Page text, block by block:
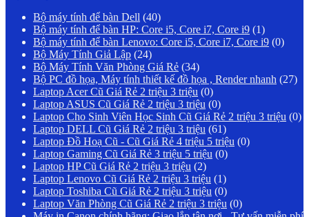
Bộ máy tính để bàn Dell (40)
Bộ máy tính để bàn HP: Core i5, Core i7, Core i9 (1)
Bộ máy tính để bàn Lenovo: Core i5, Core i7, Core i9 (0)
Bộ Máy Tính Giả Lập (24)
Bộ Máy Tính Văn Phòng Giá Rẻ (34)
Bộ PC đồ họa, Máy tính thiết kế đồ họa , Render nhanh (27)
Laptop Acer Cũ Giá Rẻ 2 triệu 3 triệu (0)
Laptop ASUS Cũ Giá Rẻ 2 triệu 3 triệu (0)
Laptop Cho Sinh Viên Học Sinh Cũ Giá Rẻ 2 triệu 3 triệu (0)
Laptop DELL Cũ Giá Rẻ 2 triệu 3 triệu (61)
Laptop Đồ Hoạ Cũ - Cũ Giá Rẻ 4 triệu 5 triệu (0)
Laptop Gaming Cũ Giá Rẻ 3 triệu 5 triệu (0)
Laptop HP Cũ Giá Rẻ 2 triệu 3 triệu (2)
Laptop Lenovo Cũ Giá Rẻ 2 triệu 3 triệu (1)
Laptop Toshiba Cũ Giá Rẻ 2 triệu 3 triệu (0)
Laptop Văn Phòng Cũ Giá Rẻ 2 triệu 3 triệu (0)